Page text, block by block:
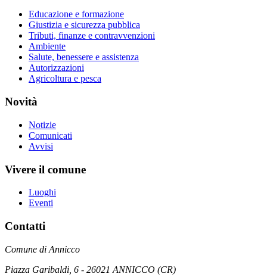
Educazione e formazione
Giustizia e sicurezza pubblica
Tributi, finanze e contravvenzioni
Ambiente
Salute, benessere e assistenza
Autorizzazioni
Agricoltura e pesca
Novità
Notizie
Comunicati
Avvisi
Vivere il comune
Luoghi
Eventi
Contatti
Comune di Annicco
Piazza Garibaldi, 6 - 26021 ANNICCO (CR)